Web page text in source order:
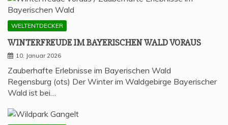
WELTENTDECKER
WIN­TER­FREU­DE IM BAYE­RI­SCHEN WALD VORAUS
10. Januar 2026
Zauberhafte Erlebnisse im Bayerischen Wald
Regensburg (ots) Der Winter im Waldgebirge Bayerischer
Wald ist bei…